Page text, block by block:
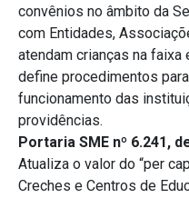
convênios no âmbito da
com Entidades,
atendam crianças na
define procedimentos
funcionamento das
providências.
Portaria SME nº 6.241,
Atualiza o valor do “per
Creches e Centros de